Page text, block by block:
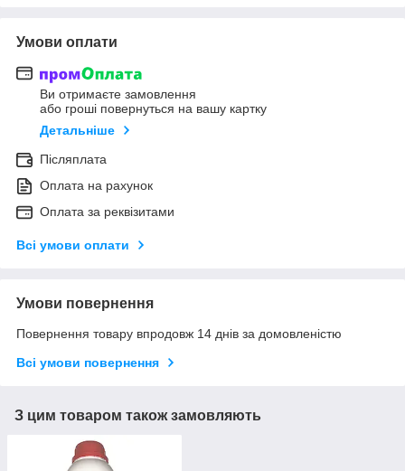
Умови оплати
Ви отримаєте замовлення
або гроші повернуться на вашу картку
Детальніше
Післяплата
Оплата на рахунок
Оплата за реквізитами
Всі умови оплати
Умови повернення
Повернення товару впродовж 14 днів за домовленістю
Всі умови повернення
З цим товаром також замовляють